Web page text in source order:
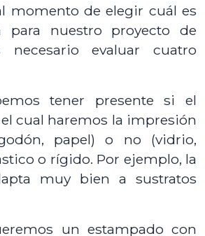
momento de elegir cuál es
nuestro proyecto de
necesario evaluar cuatro
tener presente si el
cual haremos la impresión
papel) o no (vidrio,
o rígido. Por ejemplo, la
muy bien a sustratos
un estampado con